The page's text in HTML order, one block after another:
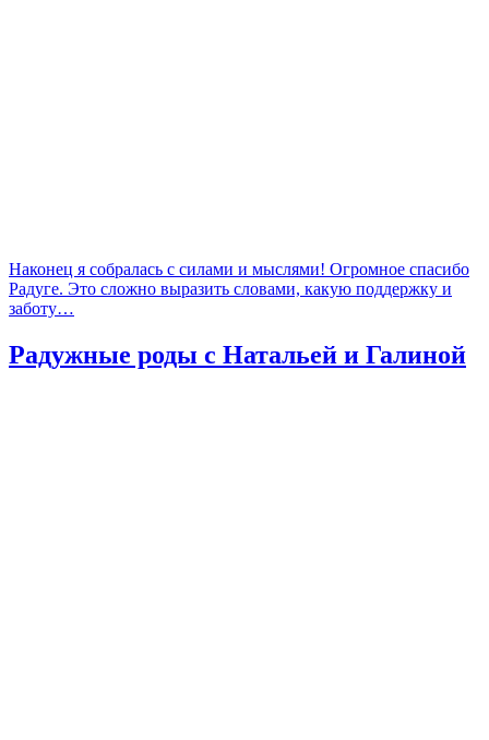
Наконец я собралась с силами и мыслями! Огромное спасибо
Радуге. Это сложно выразить словами, какую поддержку и
заботу…
Радужные роды с Натальей и Галиной